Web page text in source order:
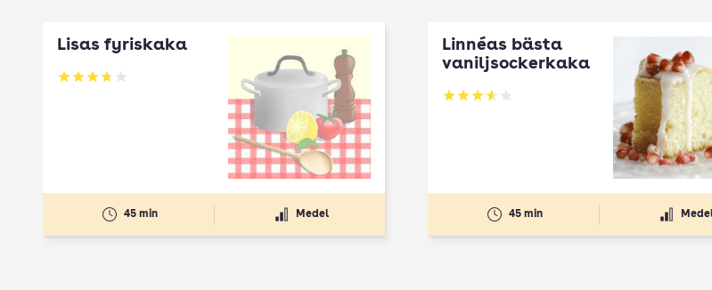
Lisas fyriskaka
Betyg: 3.71 av 5
45 min Medel
Linnéas bästa
vaniljsockerkaka
Betyg: 3.59 av 5
45 min